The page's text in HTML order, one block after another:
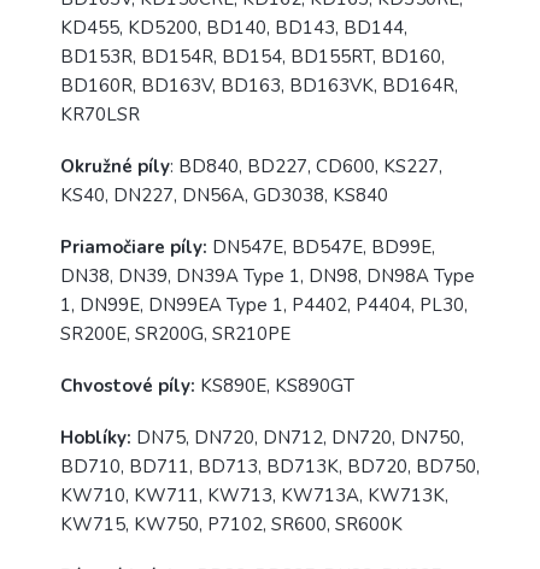
KD455, KD5200, BD140, BD143, BD144,
BD153R, BD154R, BD154, BD155RT, BD160,
BD160R, BD163V, BD163, BD163VK, BD164R,
KR70LSR
Okružné píly: BD840, BD227, CD600, KS227,
KS40, DN227, DN56A, GD3038, KS840
Priamočiare píly: DN547E, BD547E, BD99E,
DN38, DN39, DN39A Type 1, DN98, DN98A Type
1, DN99E, DN99EA Type 1, P4402, P4404, PL30,
SR200E, SR200G, SR210PE
Chvostové píly: KS890E, KS890GT
Hoblíky: DN75, DN720, DN712, DN720, DN750,
BD710, BD711, BD713, BD713K, BD720, BD750,
KW710, KW711, KW713, KW713A, KW713K,
KW715, KW750, P7102, SR600, SR600K